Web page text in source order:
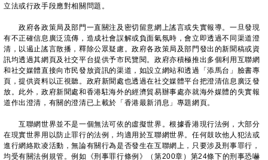
立法或行政手段應對相關問題。
政府各政策局及部門一直關注及密切留意網上謠言或失實報導。一旦發現
有不正確信息廣泛流傳，造成社會誤解或負面氣氛時，會立即透過不同渠道澄
清，以遏止謠言散播，釋除公眾疑慮。政府各政策局及部門發出的新聞稿或資
訊均透過其網頁及社交平台提供予市民覽閱。政府亦積極推出多個利用互聯網
和社交媒體直接向市民發放資訊的渠道，如設立網站和透過「添馬台」臉書專
頁，提供資料以正視聽。政府新聞處也透過在社交媒體平台把澄清信息廣泛發
放。此外，政府新聞處和香港駐海外的經濟貿易辦事處亦就海外媒體的失實報
道作出澄清，有關的澄清已上載於「香港最新消息」專題網頁。
互聯網世界並不是一個無法可依的虛擬世界。根據香港現行法例，大部分
在現實世界用以防止罪行的法例，均適用於互聯網世界。任何鼓吹他人犯法或
進行網絡欺凌活動，無論有關行為是否發生在互聯網上，只要涉及刑事罪行，
均受有關法例規管。例如《刑事罪行條例》（第200章）第24條下的刑事恐嚇